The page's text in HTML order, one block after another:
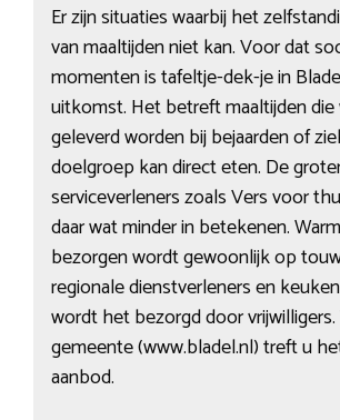
Er zijn situaties waarbij het
van maaltijden niet kan. Voor dat
momenten is tafeltje-dek-je in
uitkomst. Het betreft maaltijden die
geleverd worden bij bejaarden of
doelgroep kan direct eten. De
serviceverleners zoals Vers voor
daar wat minder in betekenen.
bezorgen wordt gewoonlijk op
regionale dienstverleners en
wordt het bezorgd door vrijwilligers.
gemeente (www.bladel.nl) treft u
aanbod.